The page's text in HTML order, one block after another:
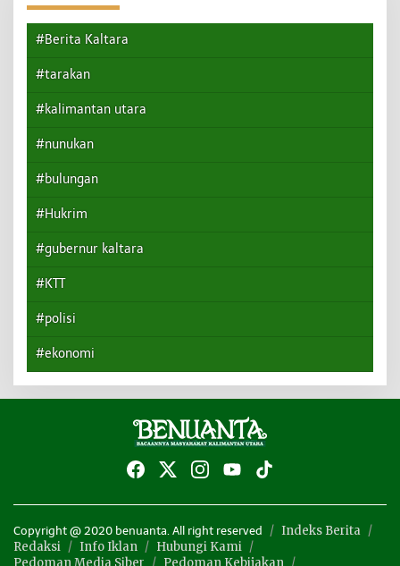
#Berita Kaltara
#tarakan
#kalimantan utara
#nunukan
#bulungan
#Hukrim
#gubernur kaltara
#KTT
#polisi
#ekonomi
Copyright @ 2020 benuanta. All right reserved
Indeks Berita
Redaksi
Info Iklan
Hubungi Kami
Pedoman Media Siber
Pedoman Kebijakan